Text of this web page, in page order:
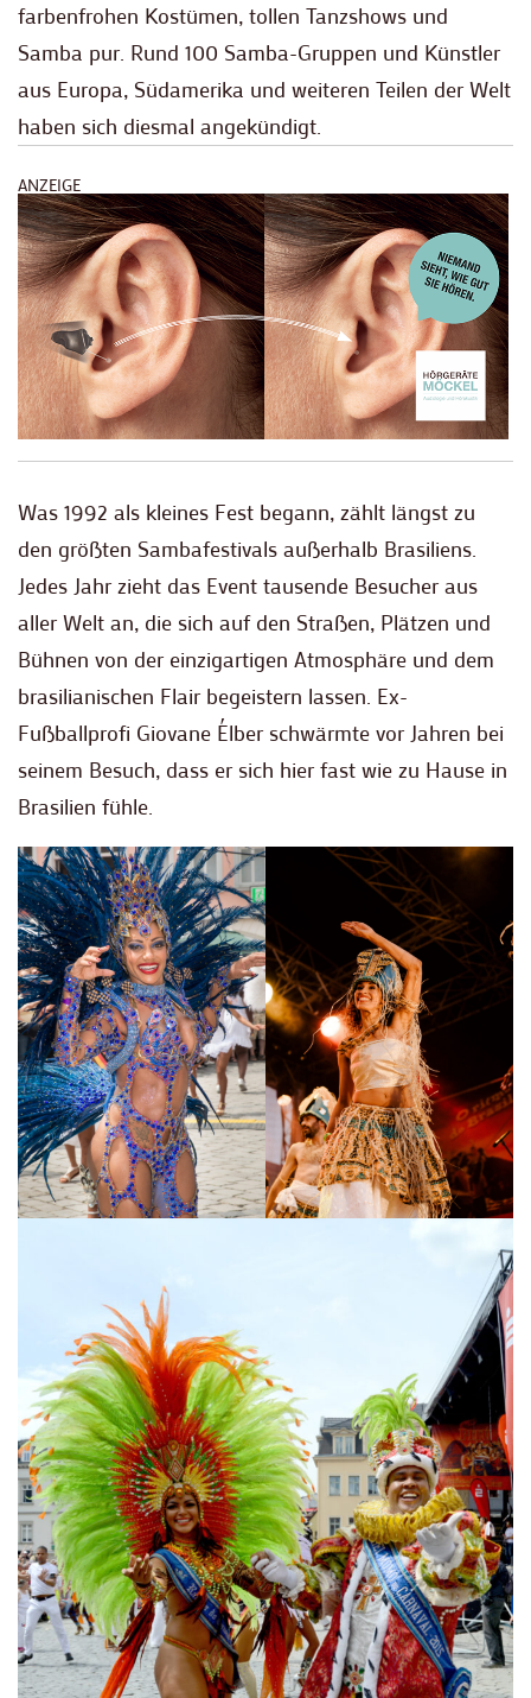
farbenfrohen Kostümen, tollen Tanzshows und
Samba pur. Rund 100 Samba-Gruppen und Künstler
aus Europa, Südamerika und weiteren Teilen der Welt
haben sich diesmal angekündigt.
ANZEIGE
Was 1992 als kleines Fest begann, zählt längst zu
den größten Sambafestivals außerhalb Brasiliens.
Jedes Jahr zieht das Event tausende Besucher aus
aller Welt an, die sich auf den Straßen, Plätzen und
Bühnen von der einzigartigen Atmosphäre und dem
brasilianischen Flair begeistern lassen. Ex-
Fußballprofi Giovane Élber schwärmte vor Jahren bei
seinem Besuch, dass er sich hier fast wie zu Hause in
Brasilien fühle.